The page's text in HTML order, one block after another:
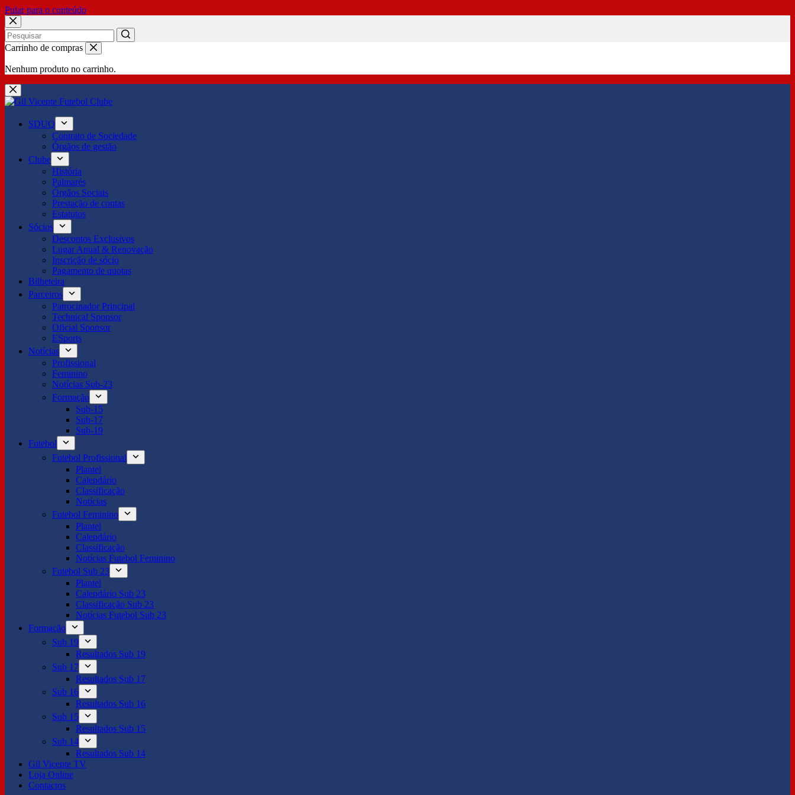
Pular para o conteúdo
No
Carrinho de compras
Nenhum produto no carrinho.
SDUQ
Contrato de Sociedade
Órgãos de gestão
Clube
História
Palmarés
Órgãos Sociais
Prestação de contas
Estatutos
Sócios
Descontos Exclusivos
Lugar Anual & Renovação
Inscrição de sócio
Pagamento de quotas
Bilheteira
Parceiros
Patrocinador Principal
Technical Sponsor
Oficial Sponsor
ESports
Notícias
Profissional
Feminino
Notícias Sub-23
Formação
Sub-15
Sub-17
Sub-19
Futebol
Futebol Profissional
Plantel
Calendário
Classificação
Notícias
Futebol Feminino
Plantel
Calendário
Classificação
Notícias Futebol Feminino
Futebol Sub 23
Plantel
Calendário Sub 23
Classificação Sub 23
Notícias Futebol Sub 23
Formação
Sub 19
Resultados Sub 19
Sub 17
Resultados Sub 17
Sub 16
Resultados Sub 16
Sub 15
Resultados Sub 15
Sub 14
Resultados Sub 14
Gil Vicente TV
Loja Online
Contactos